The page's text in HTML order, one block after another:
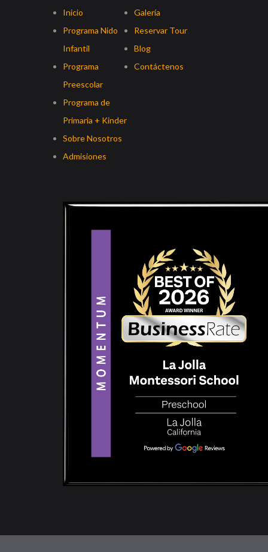
Inicio
Programa Nido
Infantil
Programa
Preescolar
Programa de
Primaria + Kinder
Sobre Nosotros
Admisiones
Galería
Reservar Tour
Blog
Contáctenos